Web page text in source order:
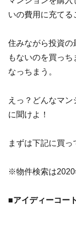
いの費用に充てる
住みながら投資
もないのを買っ
なっちまう。
えっ？どんなマ
に聞けよ！
まずは下記に買っ
※物件検索は2020
■アイディーコー